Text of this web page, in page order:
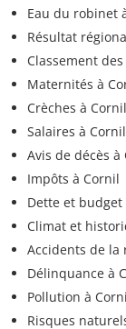
Eau du robinet
Résultat
Classement
Maternités à
Crèches à Cornil
Salaires à Cornil
Avis de décès à
Impôts à Cornil
Dette et budget
Climat et
Accidents de la
Délinquance à
Pollution à
Risques